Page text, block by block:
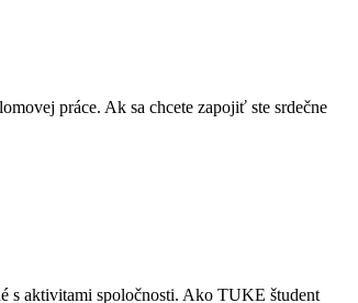
práce. Ak sa chcete zapojiť ste srdečne
s aktivitami spoločnosti. Ako TUKE študent